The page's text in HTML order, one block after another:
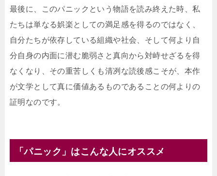
最後に、このパニックという物語を読み終えた時、私
たちは単なる娯楽としての満足感を得るのではなく、
自分たちが依存している組織や社会、そして何より自
分自身の内面に潜む脆弱さと真向から対峙せざるを得
なくなり、その重苦しくも清冽な読後感こそが、本作
が文学として真に価値あるものであることの何よりの
証明なのです。
「パニック」はこんな人にオススメ